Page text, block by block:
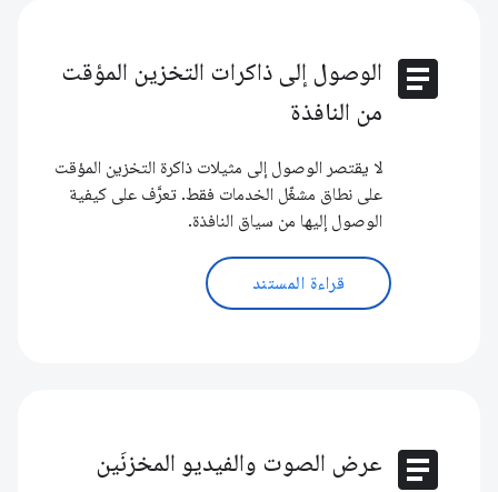
article الوصول إلى ذاكرات التخزين المؤقت
من النافذة
لا يقتصر الوصول إلى مثيلات ذاكرة التخزين المؤقت
على نطاق مشغّل الخدمات فقط. تعرَّف على كيفية
الوصول إليها من سياق النافذة.
قراءة المستند
article عرض الصوت والفيديو المخزنَين